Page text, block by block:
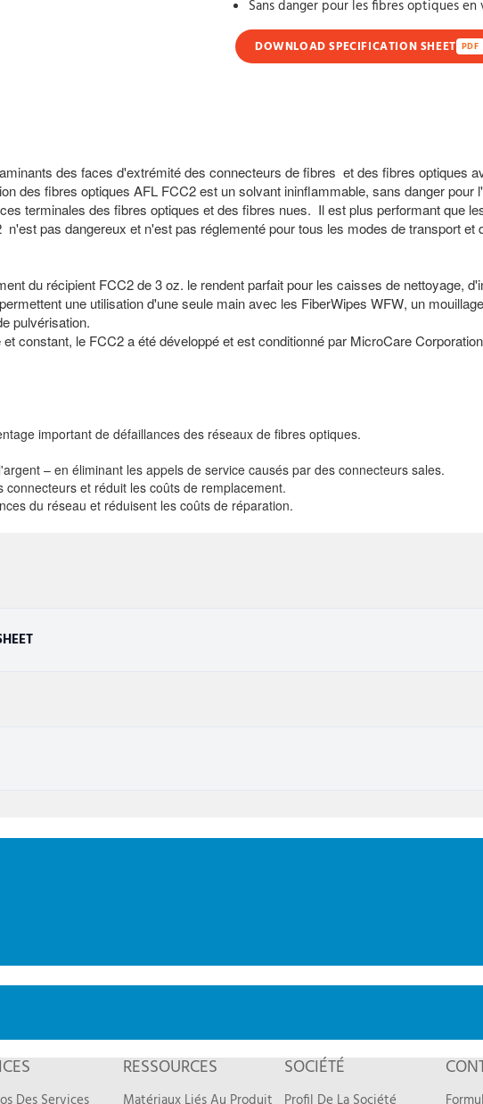
Sans danger pour les fibres optiques
DOWNLOAD SPECIFICATION SHEET PDF
des faces d'extrémité des connecteurs de fibres et des fibres optiques
des fibres optiques AFL FCC2 est un solvant ininflammable, sans danger pour
terminales des fibres optiques et des fibres nues. Il est plus performant que
pas dangereux et n'est pas réglementé pour tous les modes de transport et
du récipient FCC2 de 3 oz. le rendent parfait pour les caisses de nettoyage,
une utilisation d'une seule main avec les FiberWipes WFW, un
pulvérisation.
constant, le FCC2 a été développé et est conditionné par MicroCare
important de défaillances des réseaux de fibres optiques.
– en éliminant les appels de service causés par des connecteurs sales.
et réduit les coûts de remplacement.
du réseau et réduisent les coûts de réparation.
RESSOURCES SOCIÉTÉ